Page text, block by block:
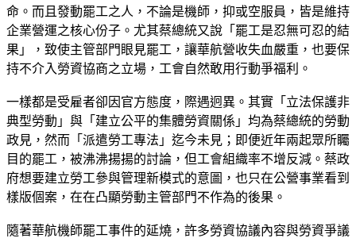
命。而且發動罷工之人，不論是機師，抑或空服員，皆是維持
企業營運之核心份子。尤其蔡總統又說「罷工是忍無可忍的結
果」，致使主管部門眼見罷工，讓華航營收失血嚴重，也要保
持不介入勞資協商之立場，工會自然敢用行動爭福利。
一樣都是受雇者卻因官方態度，際遇迥異。其實「立法保護非
典型勞動」與「建立公平的集體勞資關係」均為蔡總統的勞動
政見，然而「派遣勞工專法」迄今未見；即便近年兩起眾所矚
目的罷工，被沸沸揚揚的討論，但工會組織率不增反減。蔡政
府想要建立勞工參與管理新模式的意圖，也只在公營事業看到
樣版個案，在在凸顯勞動主管部門不作為的後果。
隨著華航機師罷工事件的延燒，許多勞資協議內容與勞資爭議